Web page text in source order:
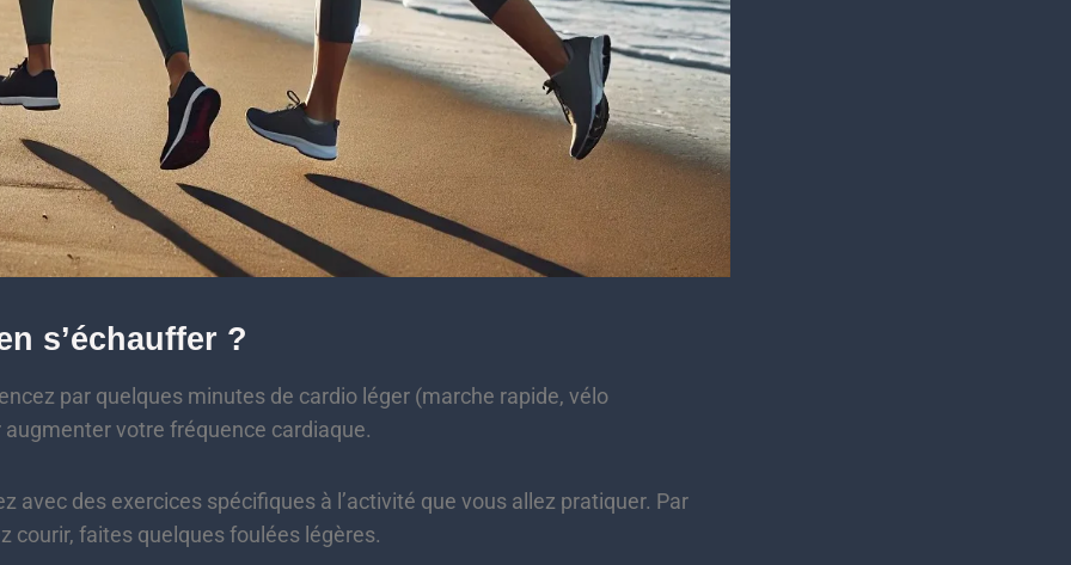
s’échauffer ?
par quelques minutes de cardio léger (marche rapide, vélo
augmenter votre fréquence cardiaque.
avec des exercices spécifiques à l’activité que vous allez pratiquer. Par
courir, faites quelques foulées légères.